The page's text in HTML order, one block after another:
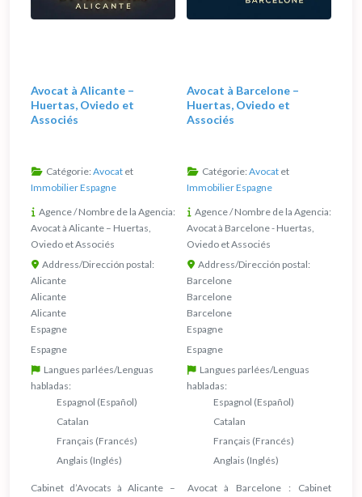
Avocat à Alicante –
Huertas, Oviedo et
Associés
Catégorie: Avocatet
Immobilier Espagne
Agence / Nombre de la Agencia:
Avocat à Alicante – Huertas,
Oviedo et Associés
Address/Dirección postal:
Alicante
Alicante
Alicante
Espagne
Espagne
Langues parlées/Lenguas
habladas:
Espagnol (Español)
Catalan
Français (Francés)
Anglais (Inglés)
Cabinet d’Avocats à Alicante –
Avocat à Barcelone –
Huertas, Oviedo et
Associés
Catégorie: Avocatet
Immobilier Espagne
Agence / Nombre de la Agencia:
Avocat à Barcelone - Huertas,
Oviedo et Associés
Address/Dirección postal:
Barcelone
Barcelone
Barcelone
Espagne
Espagne
Langues parlées/Lenguas
habladas:
Espagnol (Español)
Catalan
Français (Francés)
Anglais (Inglés)
Avocat à Barcelone : Cabinet